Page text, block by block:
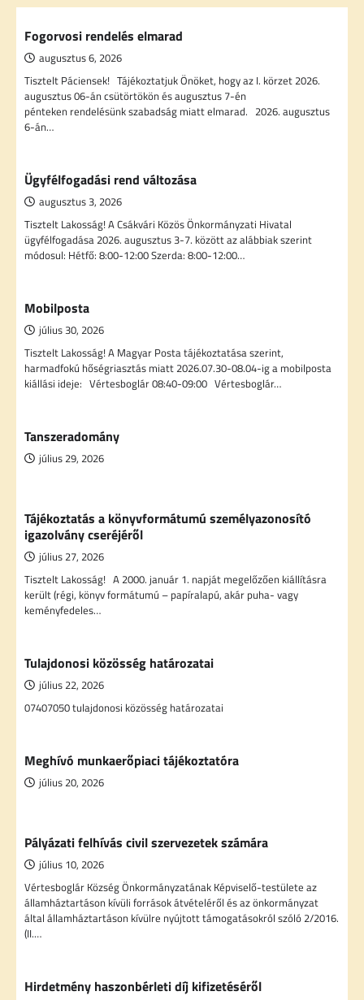
Fogorvosi rendelés elmarad
augusztus 6, 2026
Tisztelt Páciensek! Tájékoztatjuk Önöket, hogy az I. körzet 2026.
augusztus 06-án csütörtökön és augusztus 7-én
pénteken rendelésünk szabadság miatt elmarad. 2026. augusztus
6-án…
Ügyfélfogadási rend változása
augusztus 3, 2026
Tisztelt Lakosság! A Csákvári Közös Önkormányzati Hivatal
ügyfélfogadása 2026. augusztus 3-7. között az alábbiak szerint
módosul: Hétfő: 8:00-12:00 Szerda: 8:00-12:00…
Mobilposta
július 30, 2026
Tisztelt Lakosság! A Magyar Posta tájékoztatása szerint,
harmadfokú hőségriasztás miatt 2026.07.30-08.04-ig a mobilposta
kiállási ideje: Vértesboglár 08:40-09:00 Vértesboglár…
Tanszeradomány
július 29, 2026
Tájékoztatás a könyvformátumú személyazonosító
igazolvány cseréjéről
július 27, 2026
Tisztelt Lakosság! A 2000. január 1. napját megelőzően kiállításra
került (régi, könyv formátumú – papíralapú, akár puha- vagy
keményfedeles…
Tulajdonosi közösség határozatai
július 22, 2026
07407050 tulajdonosi közösség határozatai
Meghívó munkaerőpiaci tájékoztatóra
július 20, 2026
Pályázati felhívás civil szervezetek számára
július 10, 2026
Vértesboglár Község Önkormányzatának Képviselő-testülete az
államháztartáson kívüli források átvételéről és az önkormányzat
által államháztartáson kívülre nyújtott támogatásokról szóló 2/2016.
(II.…
Hirdetmény haszonbérleti díj kifizetéséről